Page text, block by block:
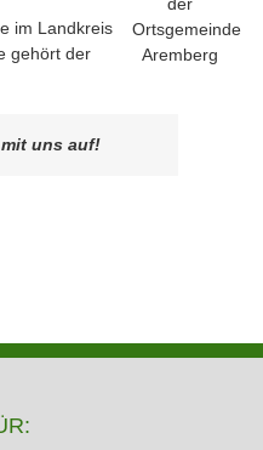
im Landkreis
gehört der
uns auf!